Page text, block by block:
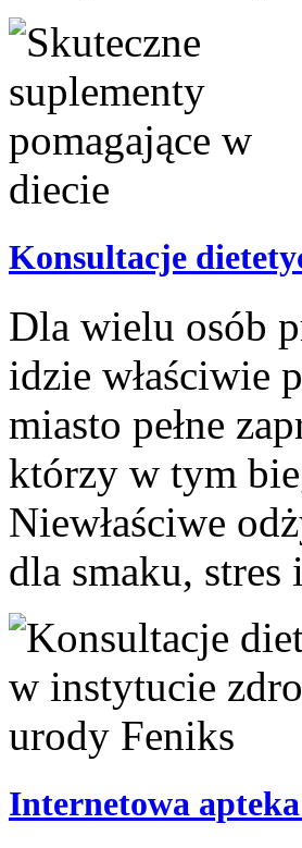
Konsultacje
Dla wielu osób
idzie właściwie
miasto pełne
którzy w tym
Niewłaściwe
dla smaku, stres
Internetowa